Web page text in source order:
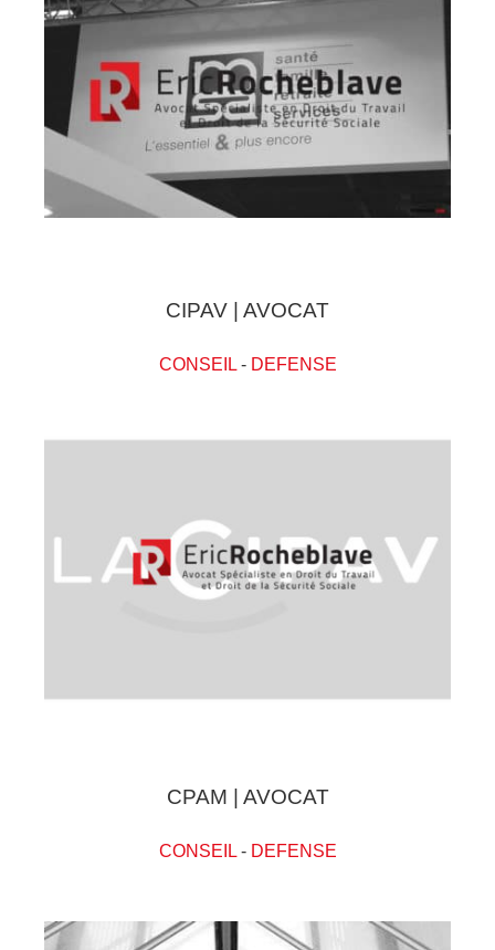
CIPAV | AVOCAT
CONSEIL- DEFENSE
CPAM | AVOCAT
CONSEIL- DEFENSE